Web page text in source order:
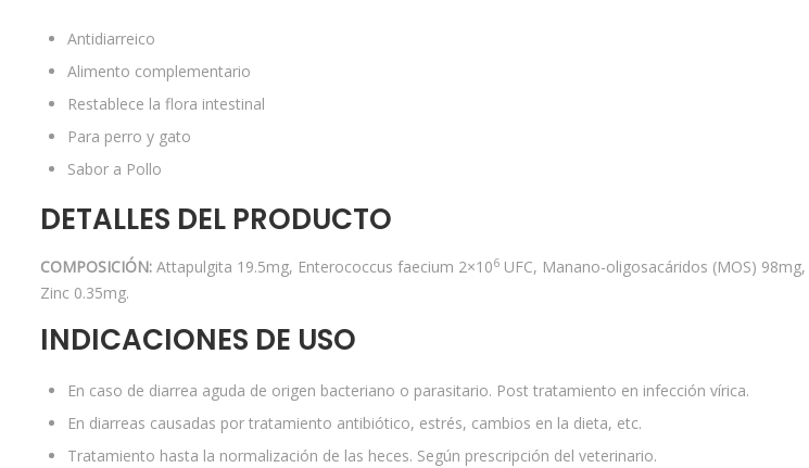
Antidiarreico
Alimento complementario
Restablece la flora intestinal
Para perro y gato
Sabor a Pollo
DETALLES DEL PRODUCTO
COMPOSICIÓN: Attapulgita 19.5mg, Enterococcus faecium 2×106 UFC, Manano-oligosacáridos (MOS)
Zinc 0.35mg.
INDICACIONES DE USO
En caso de diarrea aguda de origen bacteriano o parasitario. Post tratamiento en infección vírica.
En diarreas causadas por tratamiento antibiótico, estrés, cambios en la dieta, etc.
Tratamiento hasta la normalización de las heces. Según prescripción del veterinario.